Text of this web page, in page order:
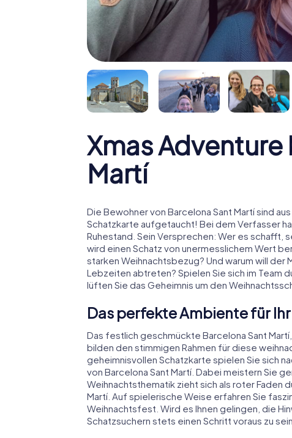
Xmas
Martí
Die Bewohner von Barcelona Sant Martí sind
Schatzkarte aufgetaucht! Bei dem Verfasser
Ruhestand. Sein Versprechen: Wer es schafft,
wird einen Schatz von unermesslichem Wert
starken Weihnachtsbezug? Und warum will der
Lebzeiten abtreten? Spielen Sie sich im Team
lüften Sie das Geheimnis um den
Das perfekte Ambiente für
Das festlich geschmückte Barcelona Sant
bilden den stimmigen Rahmen für diese
geheimnisvollen Schatzkarte spielen Sie sich
von Barcelona Sant Martí. Dabei meistern Sie
Weihnachtsthematik zieht sich als roter Faden
Martí. Auf spielerische Weise erfahren Sie
Weihnachtsfest. Wird es Ihnen gelingen, die
Schatzsuchern stets einen Schritt voraus zu